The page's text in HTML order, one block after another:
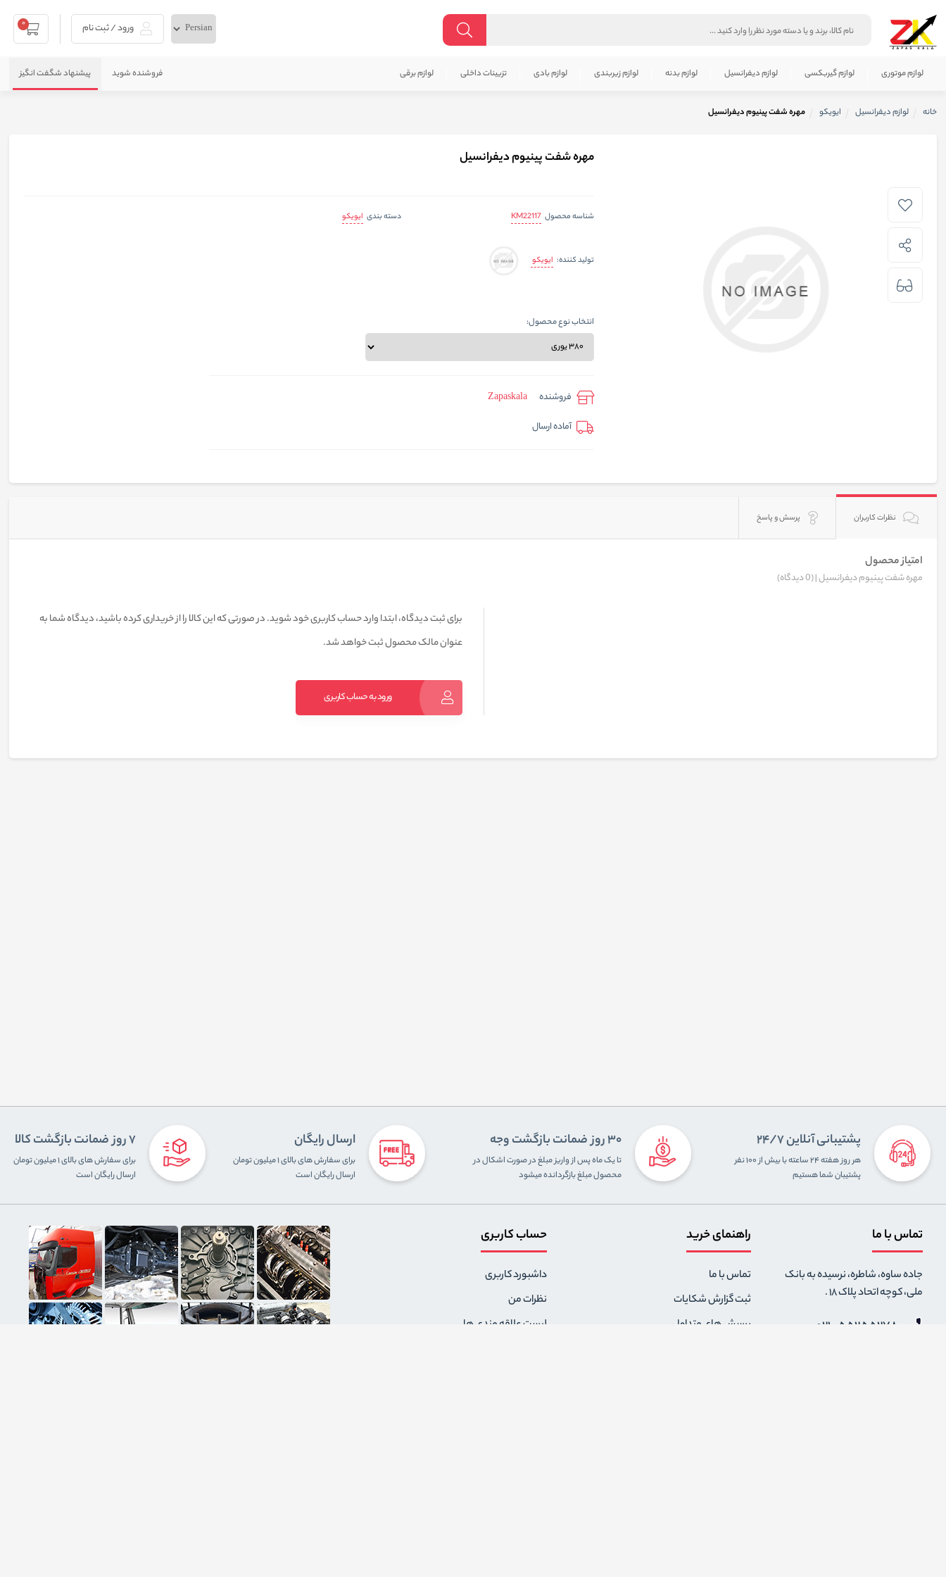
ورود / ثبت نام 0
لوازم موتوری لوازم گیربکسی لوازم دیفرانسیل لوازم بدنه لوازم زیربندی لوازم بادی تزیینات داخلی لوازم برقی فروشنده شوید پیشنهاد شگفت انگیز
خانه لوازم دیفرانسیل ایویکو مهره شفت پینیوم دیفرانسیل
مهره شفت پینیوم دیفرانسیل
شناسه محصول KM22117 دسته بندی ایویکو
تولید کننده: ایویکو
انتخاب نوع محصول:
فروشنده
Zapaskala
آماده ارسال
نظرات کاربران پرسش و پاسخ
امتیاز محصول
مهره شفت پینیوم دیفرانسیل |(0 دیدگاه)
برای ثبت دیدگاه، ابتدا وارد حساب کاربری خود شوید. در صورتی که این کالا را از خریداری کرده باشید، دیدگاه شما به
عنوان مالک محصول ثبت خواهد شد.
ورود به حساب کاربری
پشتیبانی آنلاین 24/7
هر روز هفته ۲۴ ساعته با بیش از ۱۰۰ نفر
پشتیبان شما هستیم
30 روز ضمانت بازگشت وجه
تا یک ماه پس از واریز مبلغ در صورت اشکال در
محصول مبلغ بازگردانده میشود
ارسال رایگان
برای سفارش های بالای ۱ میلیون تومان
ارسال رایگان است
7 روز ضمانت بازگشت کالا
برای سفارش های بالای ۱ میلیون تومان
ارسال رایگان است
تماس با ما
جاده ساوه، شاطره، نرسیده به بانک
ملی، کوچه اتحاد پلاک 18 .
021-55255278
راهنمای خرید
تماس با ما
ثبت گزارش شکایات
پرسش های متداول
حساب کاربری
داشبورد کاربری
نظرات من
لیست علاقه مندی ها